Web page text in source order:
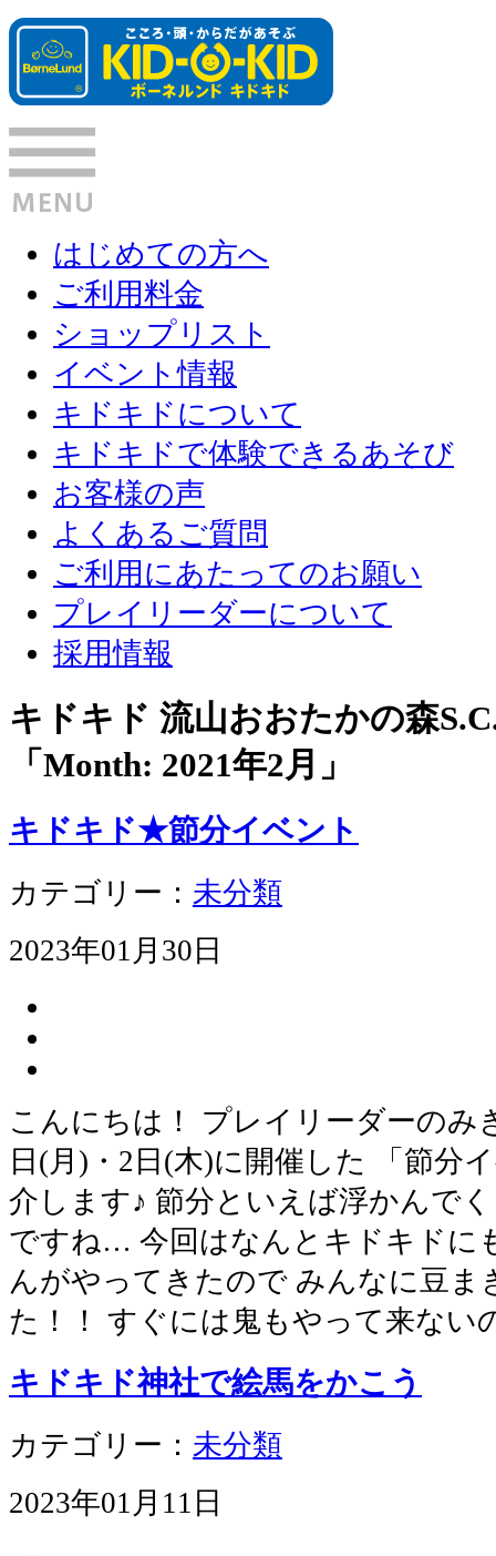
はじめての方へ
ご利用料金
ショップリスト
イベント情報
キドキドについて
キドキドで体験できるあそび
お客様の声
よくあるご質問
ご利用にあたってのお願い
プレイリーダーについて
採用情報
キドキド 流山おおたかの森
「Month: 2021年2月 」
キドキド★節分イベント
カテゴリー： 未分類
2023年01月30日
こんにちは！ プレイリーダーのみ
日(月)・2日(木)に開催した 「節分
介します♪ 節分といえば浮かんで
ですね… 今回はなんとキドキドに
んがやってきたので みんなに豆ま
た！！ すぐには鬼もやって来な
キドキド神社で絵馬をかこう
カテゴリー： 未分類
2023年01月11日